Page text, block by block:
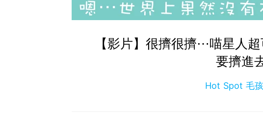
【影片】很擠很擠⋯喵星人
要擠進
Hot Spot 毛